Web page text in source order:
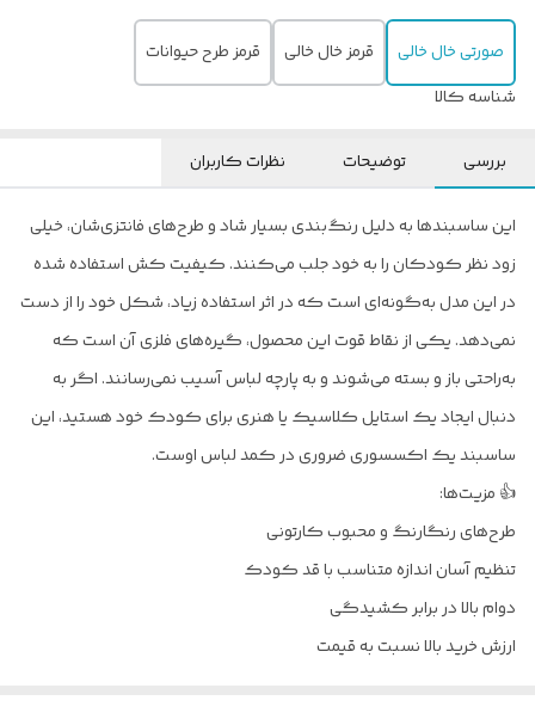
صورتی خال خالی قرمز خال خالی
قرمز طرح حیوانات
شناسه کالا
بررسی توضیحات نظرات کاربران
این ساسبندها به دلیل رنگ‌بندی بسیار شاد و طرح‌های فانتزی‌شان، خیلی
زود نظر کودکان را به خود جلب می‌کنند. کیفیت کش استفاده شده
در این مدل به‌گونه‌ای است که در اثر استفاده زیاد، شکل خود را از دست
نمی‌دهد. یکی از نقاط قوت این محصول، گیره‌های فلزی آن است که
به‌راحتی باز و بسته می‌شوند و به پارچه لباس آسیب نمی‌رسانند. اگر به
دنبال ایجاد یک استایل کلاسیک یا هنری برای کودک خود هستید، این
ساسبند یک اکسسوری ضروری در کمد لباس اوست.
👍 مزیت‌ها:
طرح‌های رنگارنگ و محبوب کارتونی
تنظیم آسان اندازه متناسب با قد کودک
دوام بالا در برابر کشیدگی
ارزش خرید بالا نسبت به قیمت